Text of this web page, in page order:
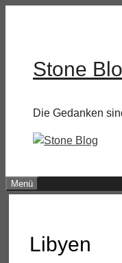
Stone
Die Gedanken
Menü
Libyen